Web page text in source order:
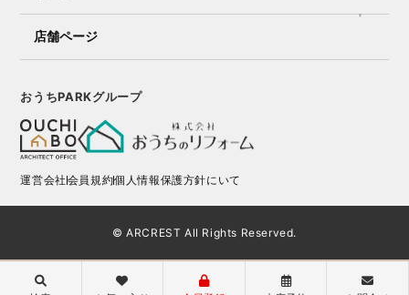
店舗ページ
おうちPARKグループ
運営会社会員規約個人情報保護方針にいて
© ARCREST All Rights Reserved.